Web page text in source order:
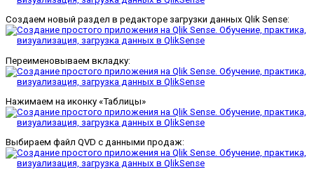
Создаем новый раздел в редакторе загрузки данных Qlik Sense:
Переименовываем вкладку:
Нажимаем на иконку «Таблицы»
Выбираем файл QVD с данными продаж: